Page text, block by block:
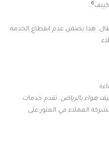
6
.
هذا يضمن عدم انقطاع الخدمة
هواء بالرياض. تقدم خدمات
العملاء في العثور على